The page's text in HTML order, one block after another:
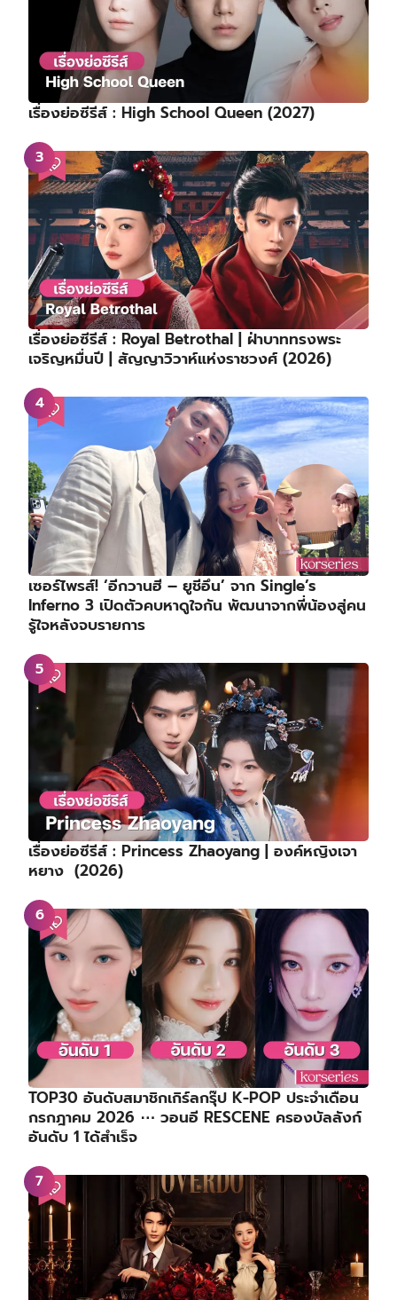
เรื่องย่อซีรีส์ : High School Queen (2027)
เรื่องย่อซีรีส์ : Royal Betrothal | ฝ่าบาททรงพระ
เจริญหมื่นปี | สัญญาวิวาห์แห่งราชวงศ์ (2026)
เซอร์ไพรส์! ‘อีกวานฮี – ยูชีอึน’ จาก Single’s
Inferno 3 เปิดตัวคบหาดูใจกัน พัฒนาจากพี่น้องสู่คน
รู้ใจหลังจบรายการ
เรื่องย่อซีรีส์ : Princess Zhaoyang | องค์หญิงเจา
หยาง (2026)
TOP30 อันดับสมาชิกเกิร์ลกรุ๊ป K-POP ประจำเดือน
กรกฎาคม 2026 ⋯ วอนอี RESCENE ครองบัลลังก์
อันดับ 1 ได้สำเร็จ